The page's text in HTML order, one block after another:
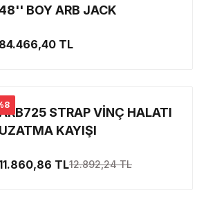
BOY ARB JACK
84.466,40 TL
STRAP VİNÇ HALATI
UZATMA KAYIŞI
TL12.892,24 TL